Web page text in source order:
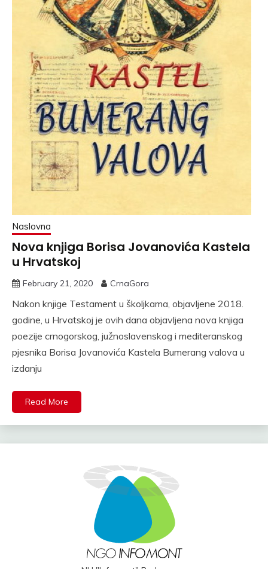
Naslovna
Nova knjiga Borisa Jovanovića Kastela
u Hrvatskoj
February 21, 2020 CrnaGora
Nakon knjige Testament u školjkama, objavljene 2018.
godine, u Hrvatskoj je ovih dana objavljena nova knjiga
poezije crnogorskog, južnoslavenskog i mediteranskog
pjesnika Borisa Jovanovića Kastela Bumerang valova u
izdanju
Read More